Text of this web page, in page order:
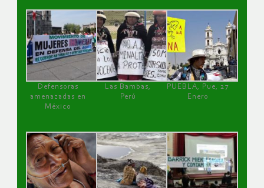
Defensoras
amenazadas en
México
Las Bambas,
Perú
PUEBLA, Pue, 27
Enero